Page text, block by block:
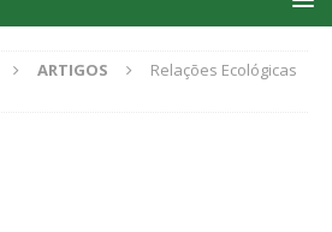
ARTIGOS
Relações Ecológicas